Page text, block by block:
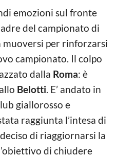
emozioni sul fronte
del campionato di
muoversi per rinforzarsi
campionato. Il colpo
dalla Roma: è
Belotti. E’ andato in
giallorosso e
raggiunta l’intesa di
di riaggiornarsi la
di chiudere